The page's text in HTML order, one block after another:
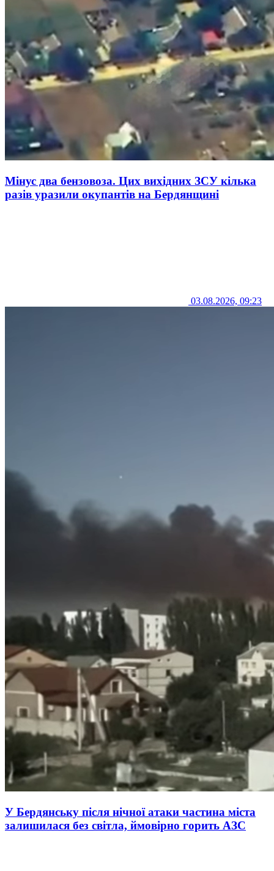
Мінус два бензовоза. Цих вихідних ЗСУ кілька
разів уразили окупантів на Бердянщині
03.08.2026, 09:23
У Бердянську після нічної атаки частина міста
залишилася без світла, ймовірно горить АЗС